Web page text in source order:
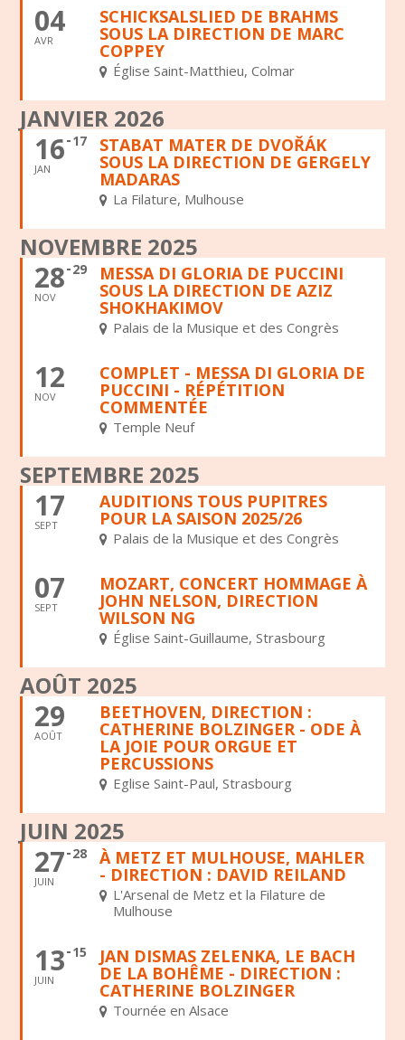
04
AVR
SCHICKSALSLIED DE BRAHMS
SOUS LA DIRECTION DE MARC
COPPEY
Église Saint-Matthieu, Colmar
JANVIER 2026
16
JAN
17 STABAT MATER DE DVOŘÁK
SOUS LA DIRECTION DE GERGELY
MADARAS
La Filature, Mulhouse
NOVEMBRE 2025
28
NOV
29 MESSA DI GLORIA DE PUCCINI
SOUS LA DIRECTION DE AZIZ
SHOKHAKIMOV
Palais de la Musique et des Congrès
12
NOV
COMPLET - MESSA DI GLORIA DE
PUCCINI - RÉPÉTITION
COMMENTÉE
Temple Neuf
SEPTEMBRE 2025
17
SEPT
AUDITIONS TOUS PUPITRES
POUR LA SAISON 2025/26
Palais de la Musique et des Congrès
07
SEPT
MOZART, CONCERT HOMMAGE À
JOHN NELSON, DIRECTION
WILSON NG
Église Saint-Guillaume, Strasbourg
AOÛT 2025
29
AOÛT
BEETHOVEN, DIRECTION :
CATHERINE BOLZINGER - ODE À
LA JOIE POUR ORGUE ET
PERCUSSIONS
Eglise Saint-Paul, Strasbourg
JUIN 2025
27
JUIN
28 À METZ ET MULHOUSE, MAHLER
- DIRECTION : DAVID REILAND
L'Arsenal de Metz et la Filature de
Mulhouse
13
JUIN
15 JAN DISMAS ZELENKA, LE BACH
DE LA BOHÊME - DIRECTION :
CATHERINE BOLZINGER
Tournée en Alsace